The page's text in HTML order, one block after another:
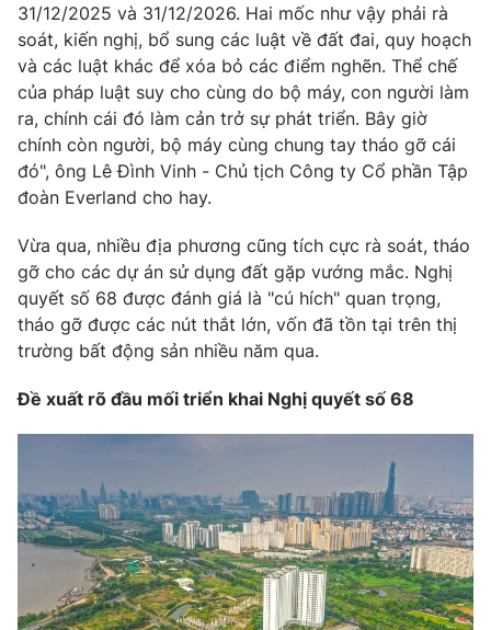
31/12/2025 và 31/12/2026. Hai mốc như vậy phải rà
soát, kiến nghị, bổ sung các luật về đất đai, quy hoạch
và các luật khác để xóa bỏ các điểm nghẽn. Thể chế
của pháp luật suy cho cùng do bộ máy, con người làm
ra, chính cái đó làm cản trở sự phát triển. Bây giờ
chính còn người, bộ máy cùng chung tay tháo gỡ cái
đó", ông Lê Đình Vinh - Chủ tịch Công ty Cổ phần Tập
đoàn Everland cho hay.
Vừa qua, nhiều địa phương cũng tích cực rà soát, tháo
gỡ cho các dự án sử dụng đất gặp vướng mắc. Nghị
quyết số 68 được đánh giá là "cú hích" quan trọng,
tháo gỡ được các nút thắt lớn, vốn đã tồn tại trên thị
trường bất động sản nhiều năm qua.
Đề xuất rõ đầu mối triển khai Nghị quyết số 68